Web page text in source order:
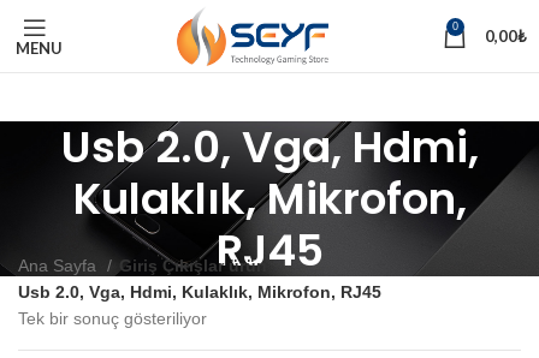
MENU
0 0,00₺
Usb 2.0, Vga, Hdmi,
Kulaklık, Mikrofon,
RJ45
Ana Sayfa
Giriş Çıkışlar ürün
Usb 2.0, Vga, Hdmi, Kulaklık, Mikrofon, RJ45
Tek bir sonuç gösteriliyor